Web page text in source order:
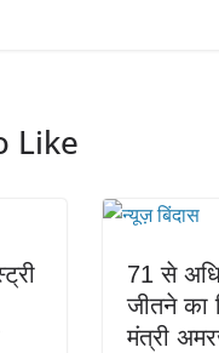
Like
71 से
जीतने का
मंत्री